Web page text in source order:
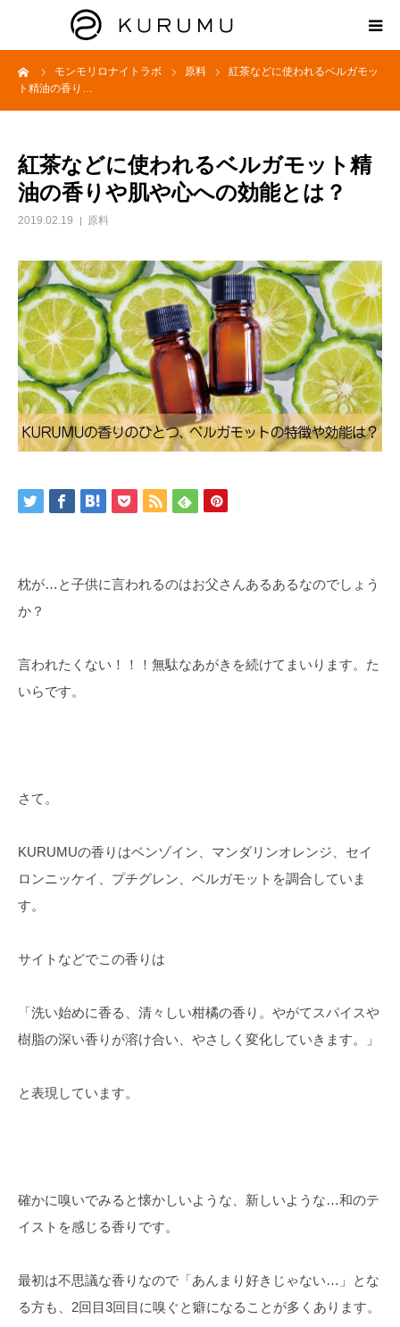
モンモリロナイトラボ 原料
紅茶などに使われるベルガモッ
ト精油の香り…
紅茶などに使われるベルガモット精
油の香りや肌や心への効能とは？
2019.02.19 原料
枕が…と子供に言われるのはお父さんあるあるなのでしょう
か？
言われたくない！！！無駄なあがきを続けてまいります。た
いらです。
さて。
KURUMUの香りはベンゾイン、マンダリンオレンジ、セイ
ロンニッケイ、プチグレン、ベルガモットを調合していま
す。
サイトなどでこの香りは
「洗い始めに香る、清々しい柑橘の香り。やがてスパイスや
樹脂の深い香りが溶け合い、やさしく変化していきます。」
と表現しています。
確かに嗅いでみると懐かしいような、新しいような…和のテ
イストを感じる香りです。
最初は不思議な香りなので「あんまり好きじゃない…」とな
る方も、2回目3回目に嗅ぐと癖になることが多くあります。
HOME
プロダクト
モンモリロナイトラボ
お知らせ
えどがわ楽市